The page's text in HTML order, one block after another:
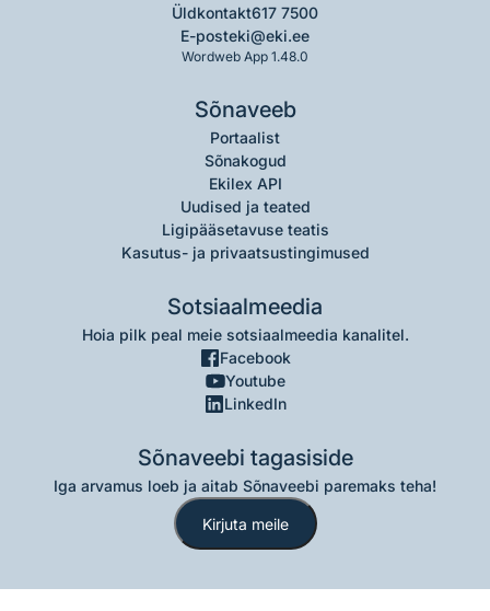
Üldkontakt617 7500
E-posteki@eki.ee
Wordweb App 1.48.0
Sõnaveeb
Portaalist
Sõnakogud
Ekilex API
Uudised ja teated
Ligipääsetavuse teatis
Kasutus- ja privaatsustingimused
Sotsiaalmeedia
Hoia pilk peal meie sotsiaalmeedia kanalitel.
Facebook
Youtube
LinkedIn
Sõnaveebi tagasiside
Iga arvamus loeb ja aitab Sõnaveebi paremaks teha!
Kirjuta meile